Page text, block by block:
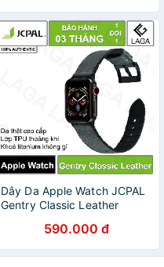
Dây Da Apple Watch JCPAL
Gentry Classic Leather
44mm / 41mm / 45mm
590.000 đ